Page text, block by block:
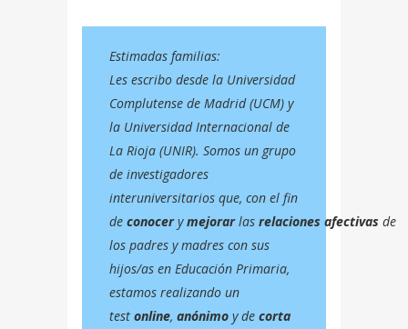
Estimadas familias:
Les escribo desde la Universidad
Complutense de Madrid (UCM) y
la Universidad Internacional de
La Rioja (UNIR). Somos un grupo
de investigadores
interuniversitarios que, con el fin
de conocerymejorarlas relaciones afectivas de
los padres y madres con sus
hijos/as en Educación Primaria,
estamos realizando un
test online, anónimo y de corta